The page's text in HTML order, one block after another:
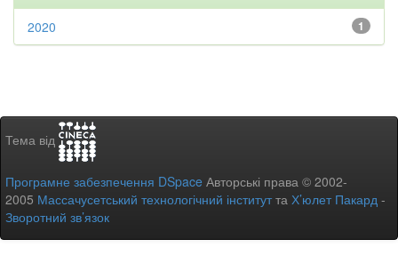
1
2020
Тема від
Програмне забезпечення DSpace Авторські права © 2002-
2005 Массачусетський технологічний інститутта Х’юлет Пакард -
Зворотний зв’язок